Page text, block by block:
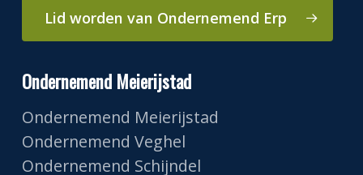
Lid worden van Ondernemend Erp
Ondernemend Meierijstad
Ondernemend Meierijstad
Ondernemend Veghel
Ondernemend Schijndel